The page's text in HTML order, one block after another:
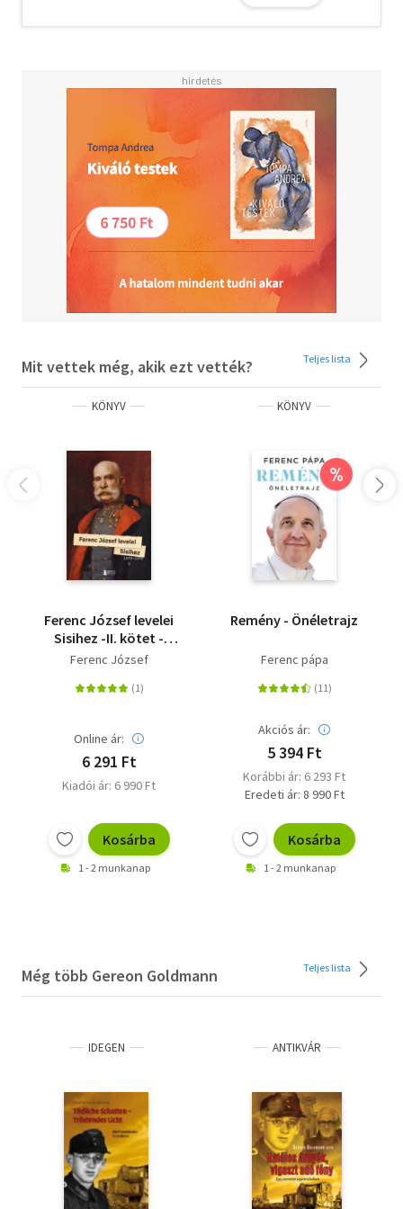
misszionáriusként Japánba küldték, ahol "a tokiói
szavakkal, izgalmasan és - az átélt megpróbáltatásai
ellenére - humorral vezet végig életének drámai évein,
mutatja meg hitének erejét.
"A világ minden tájáról, minden létező vallás követőitől
érkező sok száz levél olyan pozitív visszhang erre a
könyvre, hogy hiszem, a könyv tanúság lehet Isten
mellett, Izrael és a kereszténység istene mellett, aki lát
és hall bennünket" - Gereon Goldmann
"Immár öreg és beteg ember vagyok, azonban még az
életben történik, az örök szeretet jóságos és gyakran
megérthetetlen gondviseléséből történik. Öröm és
minden a javunkra válik, ha megőrizzük a hitünket, hogy
ima és a szent eucharisztia a híd hozzá."
Mit vettek még, akik ezt vették? Teljes lista
KÖNYV
Ferenc József levelei
Sisihez -II. kötet -
1895-1898
Ferenc József
Online ár:
6 291 Ft
Kiadói ár: 6 990 Ft
Kosárba
1 - 2 munkanap
KÖNYV
%
Remény - Önéletrajz
Ferenc pápa
Akciós ár:
5 394 Ft
Korábbi ár: 6 293 Ft
Eredeti ár: 8 990 Ft
Kosárba
1 - 2 munkanap
Még több Gereon Goldmann Teljes lista
IDEGEN ANTIKVÁR